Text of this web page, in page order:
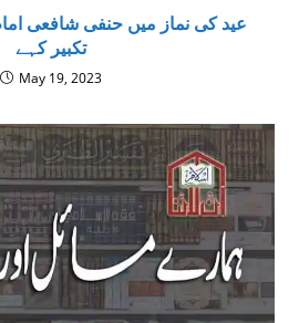
عید کی نماز میں حنفی شافعی
تکبیر کہے
May 19, 2023